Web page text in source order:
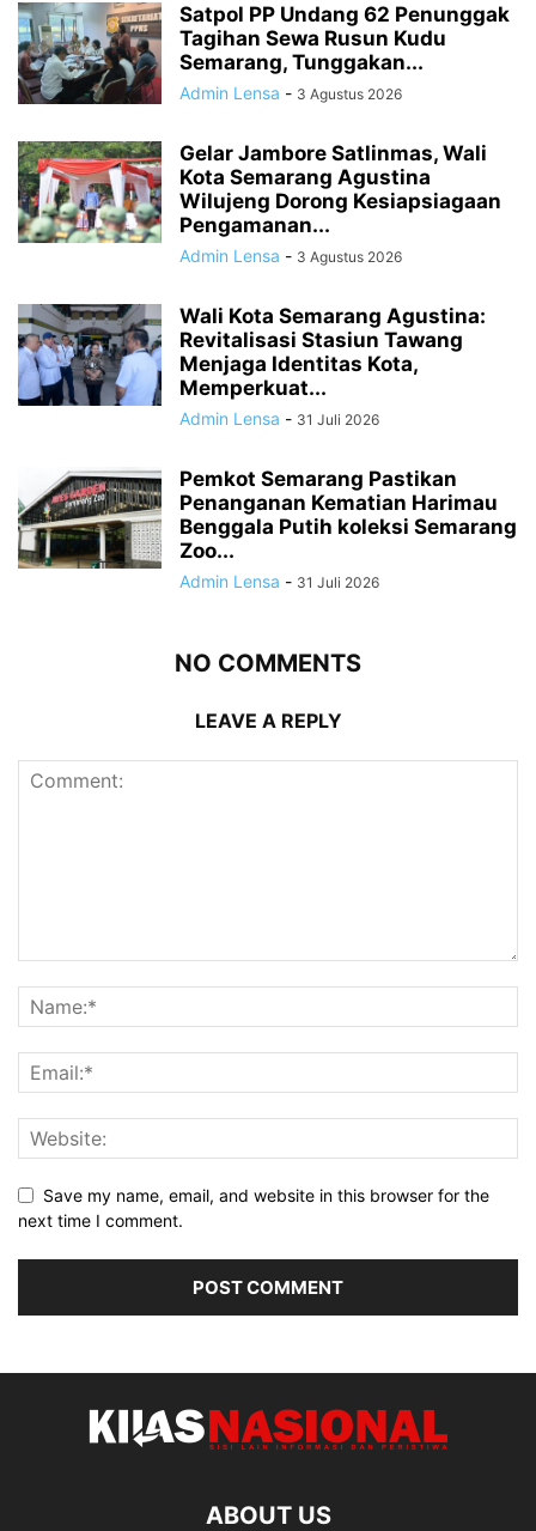
Satpol PP Undang 62 Penunggak
Tagihan Sewa Rusun Kudu
Semarang, Tunggakan...
Admin Lensa - 3 Agustus 2026
Gelar Jambore Satlinmas, Wali
Kota Semarang Agustina
Wilujeng Dorong Kesiapsiagaan
Pengamanan...
Admin Lensa - 3 Agustus 2026
Wali Kota Semarang Agustina:
Revitalisasi Stasiun Tawang
Menjaga Identitas Kota,
Memperkuat...
Admin Lensa - 31 Juli 2026
Pemkot Semarang Pastikan
Penanganan Kematian Harimau
Benggala Putih koleksi Semarang
Zoo...
Admin Lensa - 31 Juli 2026
NO COMMENTS
LEAVE A REPLY
Save my name, email, and website in this browser for the
next time I comment.
ABOUT US